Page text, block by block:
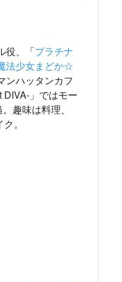
役、「プラチナ
法少女まどか☆
ンハッタンカフ
」ではモー
趣味は料理、
。